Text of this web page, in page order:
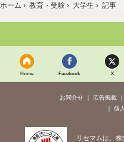
ホーム › 教育・受験 › 大学生 › 記事
Home Facebook X
お問合せ 広告掲載
個
リセマムは、